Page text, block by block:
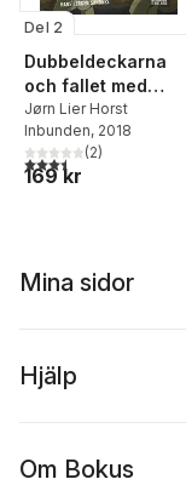
Del 2
Dubbeldeckarna
och fallet med
skattkartan
Jørn Lier Horst
Inbunden, 2018
3,5utav 5 stjärnor.
(2)
169 kr
Mina sidor
Hjälp
Om Bokus